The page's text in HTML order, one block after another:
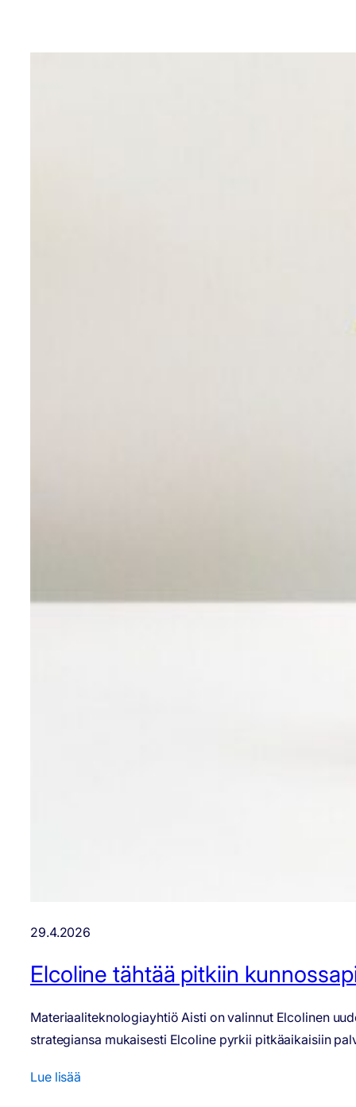
29.4.2026
Elcoline tähtää pitkiin
Materiaaliteknologiayhtiö Aisti on valinnut Elcolinen
strategiansa mukaisesti Elcoline pyrkii pitkäaikaisiin
Lue lisää